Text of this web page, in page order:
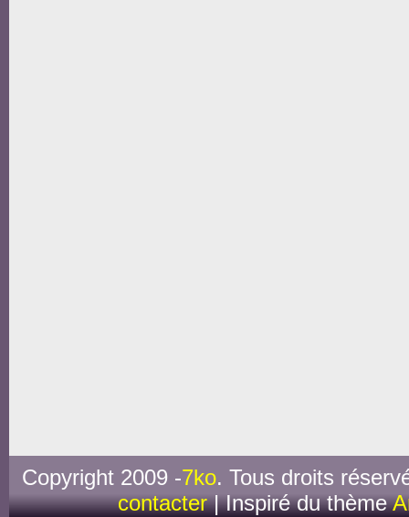
Copyright 2009 -7ko. Tous droits
contacter| Inspiré du thème